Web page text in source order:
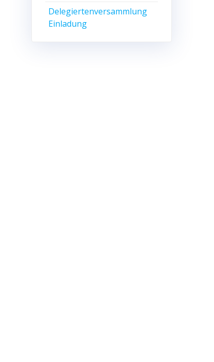
Dele­gier­ten­ver­samm­lung
Einladung